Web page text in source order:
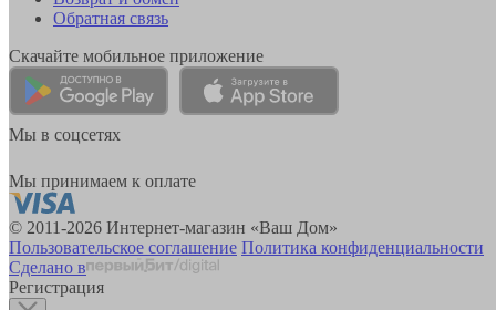
Обратная связь
Скачайте мобильное приложение
Мы в соцсетях
Мы принимаем к оплате
© 2011-2026 Интернет-магазин «Ваш Дом»
Пользовательское соглашение Политика конфиденциальности
Сделано в
Регистрация